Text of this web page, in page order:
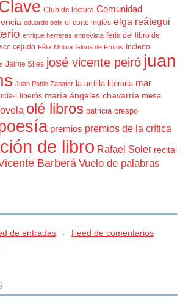
Club de lectura Comunidad
eduardo boix el corte inglés elga reátegui
enrique herreras entrevista feria del libro de
cejudo Félix Molina Gloria de Frutos
Incierto
Jaime Siles josé vicente peiró juan
Juan Pablo Zapater la ardilla literaria mar
Lliberós maría ángeles chavarría mesa
olé libros patricia crespo
premios premios de la crítica
de libro Rafael Soler recital
Barberá Vuelo de palabras
de entradas
Feed de comentarios